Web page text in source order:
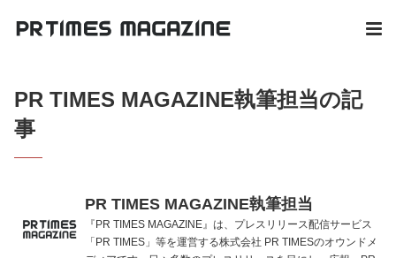
PR TIMES MAGAZINE執筆担当の記
事
PR TIMES MAGAZINE執筆担当
『PR TIMES MAGAZINE』は、プレスリリース配信サービス
「PR TIMES」等を運営する株式会社 PR TIMESのオウンドメ